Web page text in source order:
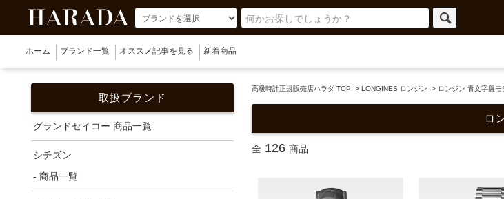
ホーム ブランド一覧 オススメ記事を見る 新着商品
高級時計正規販売店ハラダ TOP > LONGINES ロンジン > ロンジン 青文字盤モ
ロ
全 126 商品
取扱ブランド
グランドセイコー 商品一覧
シチズン
- 商品一覧